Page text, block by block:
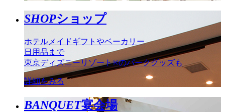
SHOPショップ
ホテルメイドギフトやベーカリー
日用品まで
東京ディズニーリゾート®のパークグッズも
詳細をみる
BANQUET宴会場